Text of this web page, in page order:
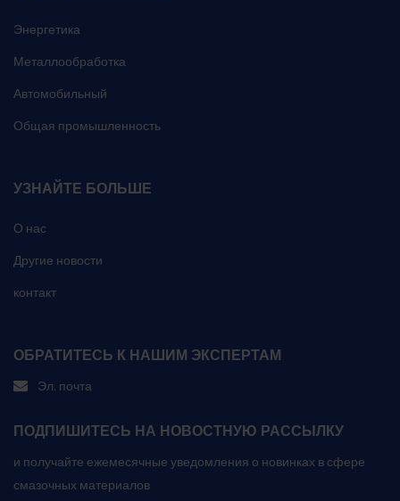
Энергетика
Металлообработка
Автомобильный
Общая промышленность
УЗНАЙТЕ БОЛЬШЕ
О нас
Другие новости
контакт
ОБРАТИТЕСЬ К НАШИМ ЭКСПЕРТАМ
Эл. почта
ПОДПИШИТЕСЬ НА НОВОСТНУЮ РАССЫЛКУ
и получайте ежемесячные уведомления о новинках в сфере
смазочных материалов